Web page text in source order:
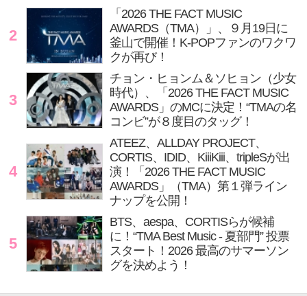
2
「2026 THE FACT MUSIC
AWARDS（TMA）」、９月19日に
釜山で開催！K-POPファンのワクワ
クが再び！
3
チョン・ヒョンム＆ソヒョン（少女
時代）、「2026 THE FACT MUSIC
AWARDS」のMCに決定！“TMAの名
コンビ”が８度目のタッグ！
4
ATEEZ、ALLDAY PROJECT、
CORTIS、IDID、KiiiKiii、tripleSが出
演！「2026 THE FACT MUSIC
AWARDS」（TMA）第１弾ライン
ナップを公開！
5
BTS、aespa、CORTISらが候補
に！“TMA Best Music - 夏部門” 投票
スタート！2026 最高のサマーソン
グを決めよう！